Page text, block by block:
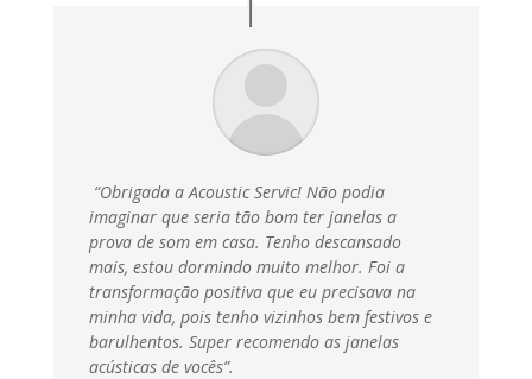
“Obrigada a Acoustic Servic! Não podia
imaginar que seria tão bom ter janelas a
prova de som em casa. Tenho descansado
mais, estou dormindo muito melhor. Foi a
transformação positiva que eu precisava na
minha vida, pois tenho vizinhos bem festivos e
barulhentos. Super recomendo as janelas
acústicas de vocês”.